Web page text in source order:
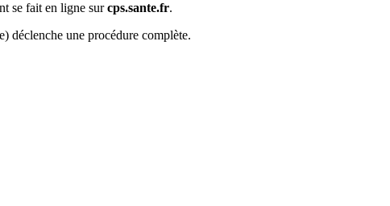
se fait en ligne surcps.sante.fr.
déclenche une procédure complète.